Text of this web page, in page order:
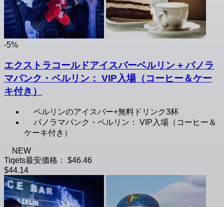
-5%
エクストラコールドアイスバーベルリン + パノラ
マパンク・ベルリン： VIP入場（コーヒー＆ケー
キ付き）
ベルリンのアイスバー+無料ドリンク3杯
パノラマパンク・ベルリン： VIP入場（コーヒー＆
ケーキ付き）
NEW
Tiqets最安価格：
$46.46
$44.14